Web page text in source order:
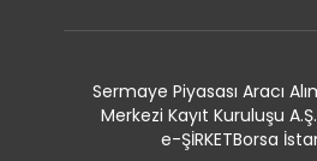
Sermaye Piyasası Aracı
Merkezi Kayıt Kuruluşu A.Ş.
e-ŞİRKETBorsa